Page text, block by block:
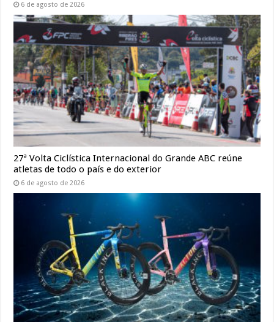
6 de agosto de 2026
27ª Volta Ciclística Internacional do Grande ABC reúne
atletas de todo o país e do exterior
6 de agosto de 2026